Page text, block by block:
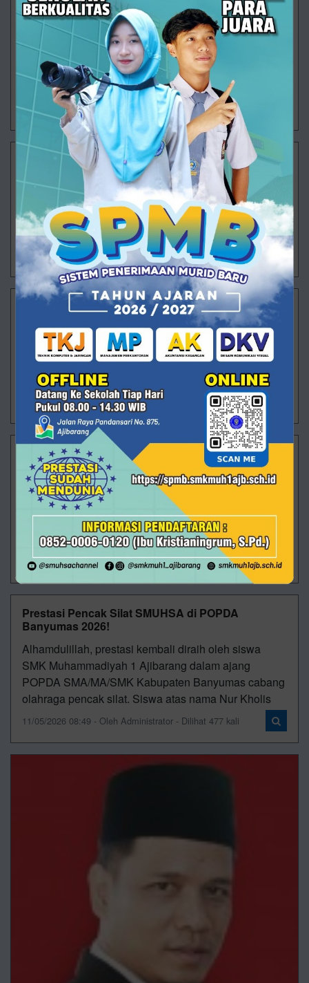
Saat Sekolah Mengajarkan Arti Sebuah Tabungan
SMK Muhammadiyah 1 Ajibarang terus menghadirkan
berbagai program yang tidak hanya berfokus pada
pencapaian akademik, tetapi juga membentuk
karakter dan kecakapan hidup peserta didik. Sa
30/07/2026 08:17 - Oleh Administrator - Dilihat 98 kali
Langkah Besar Dimulai
Ajibarang – Semangat baru mengawali aktivitas
pembelajaran di SMK Muhammadiyah 1 Ajibarang
pada Senin (20/7/2026). Untuk pertama kalinya
setelah rangkaian Masa Pengenalan Lingkung
29/07/2026 13:38 - Oleh Administrator - Dilihat 96 kali
Langkah Pertama ARVISTAR Menuju Masa Depan
Ajibarang – Pagi itu halaman SMK Muhammadiyah 1
Ajibarang dipenuhi wajah-wajah baru yang datang
dengan berbagai perasaan. Ada yang masih
menggenggam erat tangan orang tua, ada yan
29/07/2026 13:26 - Oleh Administrator - Dilihat 101 kali
Membanggakan! Rizki Saputra Raih Juara 2 O2SN
Tingkat Provinsi
Alhamdulillah, prestasi kembali ditorehkan oleh
peserta didik SMK Muhammadiyah 1 Ajibarang. Rizki
Saputra, siswa kelas XII TKJ 2, berhasil meraih Juara
2 Olimpiade Ola
09/07/2026 10:55 - Oleh Administrator - Dilihat 320 kali
Prestasi Pencak Silat SMUHSA di POPDA
Banyumas 2026!
Alhamdulillah, prestasi kembali diraih oleh siswa
SMK Muhammadiyah 1 Ajibarang dalam ajang
POPDA SMA/MA/SMK Kabupaten Banyumas cabang
olahraga pencak silat. Siswa atas nama Nur Kholis
11/05/2026 08:49 - Oleh Administrator - Dilihat 477 kali